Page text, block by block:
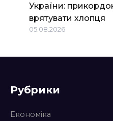
України:
врятувати хлопця
05.08.2026
Рубрики
Економіка